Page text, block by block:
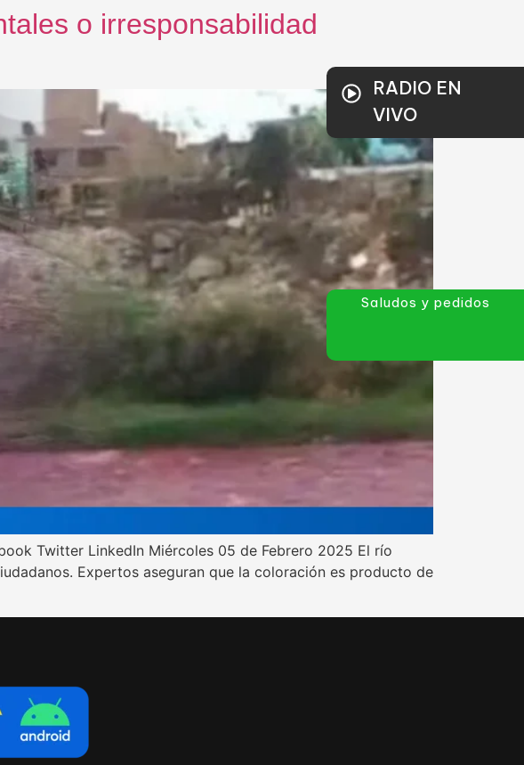
o irresponsabilidad
Twitter LinkedIn Miércoles 05 de Febrero 2025 El río
Expertos aseguran que la coloración es producto de
RADIO EN
VIVO
Saludos y pedidos